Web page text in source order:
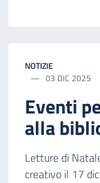
NOTIZIE
03 DIC 2025
Eventi
alla
Letture di
creativo il 17